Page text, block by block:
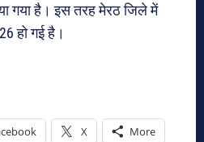
गया है। इस तरह मेरठ जिले में
हो गई है।
X More